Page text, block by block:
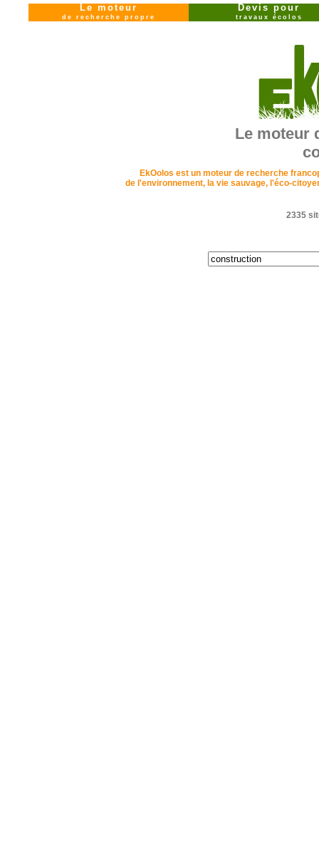
Le moteur
de recherche propre
Devis pour
travaux écolos
Le moteur
EkOolos est un moteur de recherche
de l'environnement, la vie sauvage, l'éco-
2335